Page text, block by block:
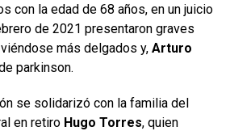
con la edad de 68 años, en un juicio
de 2021 presentaron graves
más delgados y, Arturo
parkinson.
se solidarizó con la familia del
en retiro Hugo Torres, quien